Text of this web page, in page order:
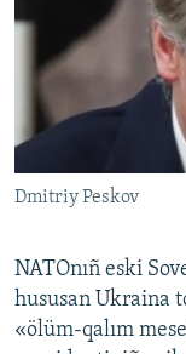
FİKİR
Русский
Українською
QOŞULIÑIZ!
RFE/RS bütün
Dmitriy Peskov
NATOnıñ eski
hususan Ukraina
«ölüm-qalım